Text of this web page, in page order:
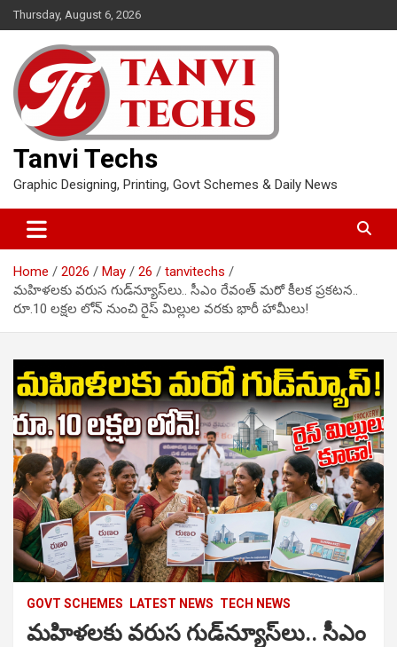
Skip
to
content
Thursday, August 6, 2026
Tanvi Techs
Graphic Designing, Printing, Govt Schemes & Daily News
Home 2026 May 26
tanvitechs
మహిళలకు వరుస గుడ్‌న్యూస్‌లు.. సీఎం రేవంత్ మరో కీలక ప్రకటన..
రూ.10 లక్షల లోన్ నుంచి రైస్ మిల్లుల వరకు భారీ హామీలు!
GOVT SCHEMES LATEST NEWS TECH NEWS
మహిళలకు వరుస గుడ్‌న్యూస్‌లు.. సీఎం